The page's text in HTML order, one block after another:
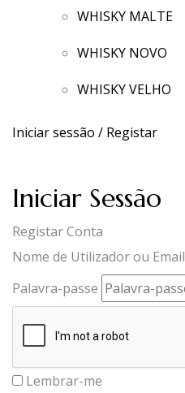
WHISKY MALTE
WHISKY NOVO
WHISKY VELHO
Iniciar sessão / Registar
Iniciar Sessão
Registar Conta
Nome de Utilizador ou Email
Palavra-passe
Lembrar-me